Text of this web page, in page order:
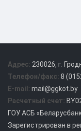
Адрес: 230026, г.
Телефон/факс: 8
E-mail: mail@ggkot.by
Расчетный счет:
ГОУ АСБ
Зарегистрирован в